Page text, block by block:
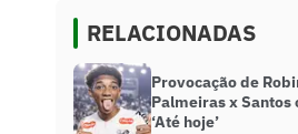
RELACIONADAS
Provocação de
Palmeiras x Santos
‘Até hoje’